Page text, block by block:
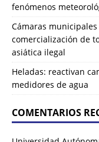
fenómenos
Cámaras
comercialización de
asiática ilegal
Heladas: reactivan
medidores de agua
COMENTARIOS